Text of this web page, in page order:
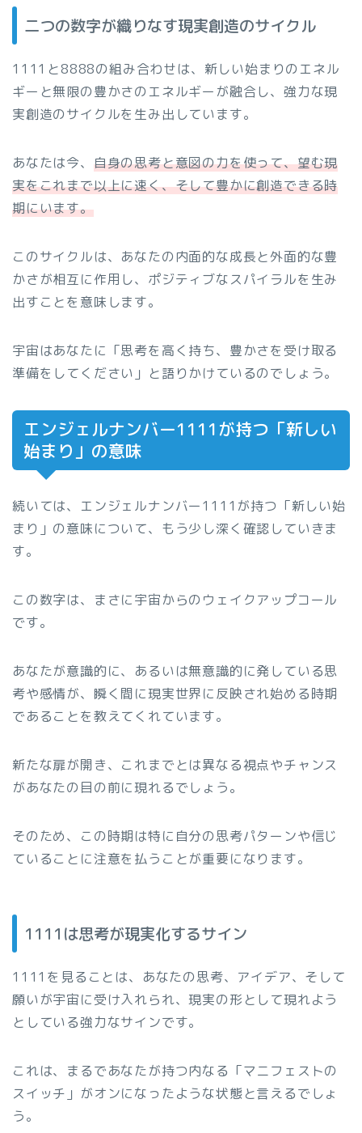
二つの数字が織りなす現実創造のサイクル
1111と8888の組み合わせは、新しい始まりのエネル
ギーと無限の豊かさのエネルギーが融合し、強力な現
実創造のサイクルを生み出しています。
あなたは今、 自身の思考と意図の力を使って、望む現
実をこれまで以上に速く、そして豊かに創造できる時
期にいます。
このサイクルは、あなたの内面的な成長と外面的な豊
かさが相互に作用し、ポジティブなスパイラルを生み
出すことを意味します。
宇宙はあなたに「思考を高く持ち、豊かさを受け取る
準備をしてください」と語りかけているのでしょう。
エンジェルナンバー1111が持つ「新しい
始まり」の意味
続いては、エンジェルナンバー1111が持つ「新しい始
まり」の意味について、もう少し深く確認していきま
す。
この数字は、まさに宇宙からのウェイクアップコール
です。
あなたが意識的に、あるいは無意識的に発している思
考や感情が、瞬く間に現実世界に反映され始める時期
であることを教えてくれています。
新たな扉が開き、これまでとは異なる視点やチャンス
があなたの目の前に現れるでしょう。
そのため、この時期は特に自分の思考パターンや信じ
ていることに注意を払うことが重要になります。
1111は思考が現実化するサイン
1111を見ることは、あなたの思考、アイデア、そして
願いが宇宙に受け入れられ、現実の形として現れよう
としている強力なサインです。
これは、まるであなたが持つ内なる「マニフェストの
スイッチ」がオンになったような状態と言えるでしょ
う。